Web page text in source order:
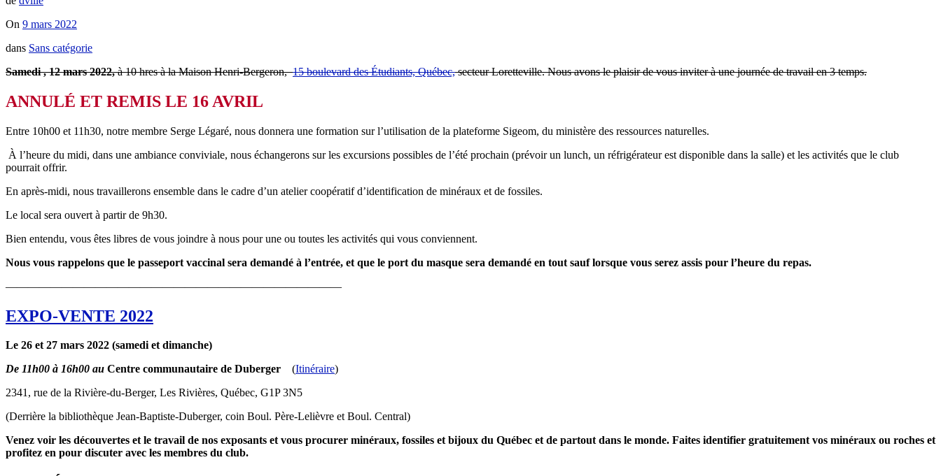
On 9 mars 2022
dans Sans catégorie
Samedi , 12 mars 2022,à 10 hres à la Maison Henri-Bergeron,15 boulevard des Étudiants, Québec,secteur Loretteville. Nous avons le plaisir de vous inviter à une journée de travail en 3 temps.
ANNULÉ ET REMIS LE 16 AVRIL
Entre 10h00 et 11h30, notre membre Serge Légaré, nous donnera une formation sur l’utilisation de la plateforme Sigeom, du ministère des ressources naturelles.
À l’heure du midi, dans une ambiance conviviale, nous échangerons sur les excursions possibles de l’été prochain (prévoir un lunch, un réfrigérateur est disponible dans la salle) et les activités que le club
pourrait offrir.
En après-midi, nous travaillerons ensemble dans le cadre d’un atelier coopératif d’identification de minéraux et de fossiles.
Le local sera ouvert à partir de 9h30.
Bien entendu, vous êtes libres de vous joindre à nous pour une ou toutes les activités qui vous conviennent.
Nous vous rappelons que le passeport vaccinal sera demandé à l’entrée, et que le port du masque sera demandé en tout sauf lorsque vous serez assis pour l’heure du repas.
——————————————————————————————
EXPO-VENTE 2022
Le 26 et 27 mars 2022 (samedi et dimanche)
De 11h00 à 16h00 au Centre communautaire de Duberger (Itinéraire)
2341, rue de la Rivière-du-Berger, Les Rivières, Québec, G1P 3N5
(Derrière la bibliothèque Jean-Baptiste-Duberger, coin Boul. Père-Lelièvre et Boul. Central)
Venez voir les découvertes et le travail de nos exposants et vous procurer minéraux, fossiles et bijoux du Québec et de partout dans le monde. Faites identifier gratuitement vos minéraux ou roches et
profitez en pour discuter avec les membres du club.